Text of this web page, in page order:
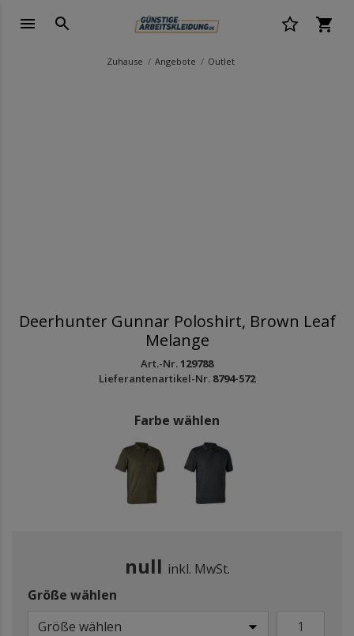
Zuhause Angebote Outlet
Deerhunter Gunnar Poloshirt, Brown Leaf
Melange
Art.-Nr.129788
Lieferantenartikel-Nr. 8794-572
Farbe wählen
null inkl. MwSt.
Größe wählen
Größe wählen